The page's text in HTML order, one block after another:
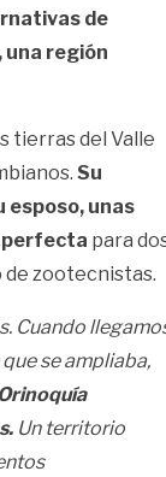
de
una región
tierras del Valle
Su
esposo, unas
perfecta para
zootecnistas.
Cuando
se ampliaba,
Un territorio